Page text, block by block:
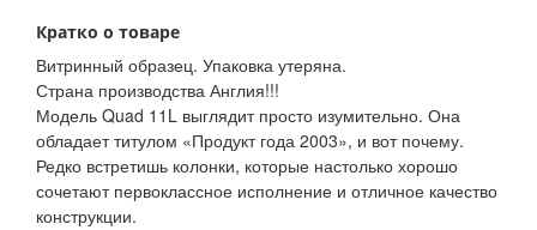
Кратко о товаре
Витринный образец. Упаковка утеряна.
Страна производства Англия!!!
Модель Quad 11L выглядит просто изумительно. Она
обладает титулом «Продукт года 2003», и вот почему.
Редко встретишь колонки, которые настолько хорошо
сочетают первоклассное исполнение и отличное качество
конструкции.